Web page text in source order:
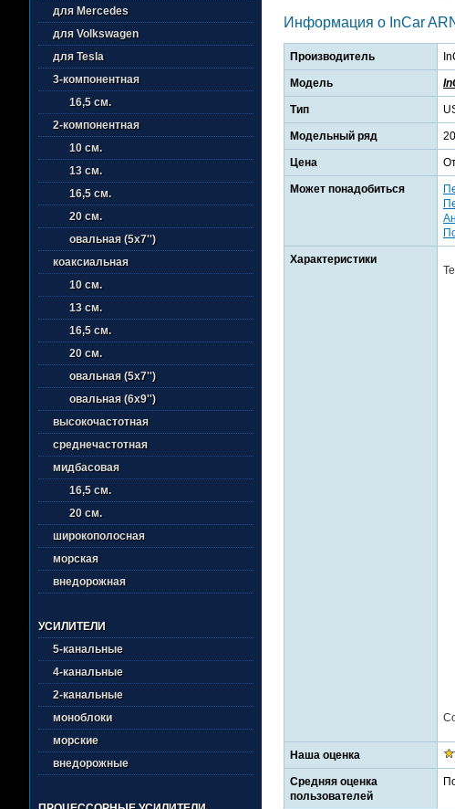
для Mercedes
для Volkswagen
для Tesla
3-компонентная
16,5 см.
2-компонентная
10 см.
13 см.
16,5 см.
20 см.
овальная (5х7'')
коаксиальная
10 см.
13 см.
16,5 см.
20 см.
овальная (5х7'')
овальная (6х9'')
высокочастотная
среднечастотная
мидбасовая
16,5 см.
20 см.
широкополосная
морская
внедорожная
УСИЛИТЕЛИ
5-канальные
4-канальные
2-канальные
моноблоки
морские
внедорожные
Информация о InCar
Производитель
Модель
Тип
Модельный ряд
Цена
Может понадобиться
Характеристики
Наша оценка
Средняя оценка
пользователей